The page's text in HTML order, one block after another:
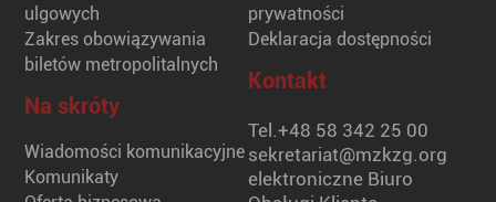
ulgowych
Zakres obowiązywania
biletów metropolitalnych
Na skróty
Wiadomości komunikacyjne
Komunikaty
prywatności
Deklaracja dostępności
Kontakt
Tel.+48 58 342 25 00
sekretariat@mzkzg.org
elektroniczne Biuro